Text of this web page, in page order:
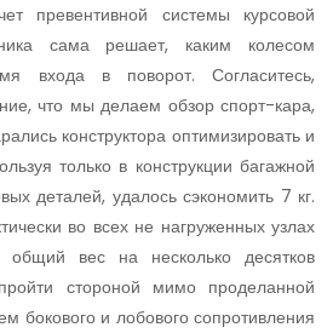
превентивной системы курсовой
сама решает, каким колесом
входа в поворот. Согласитесь,
что мы делаем обзор спорт-кара,
конструктора оптимизировать и
только в конструкции багажной
деталей, удалось сэкономить 7 кг.
во всех не нагруженных узлах
общий вес на несколько десятков
стороной мимо проделанной
бокового и лобового сопротивления